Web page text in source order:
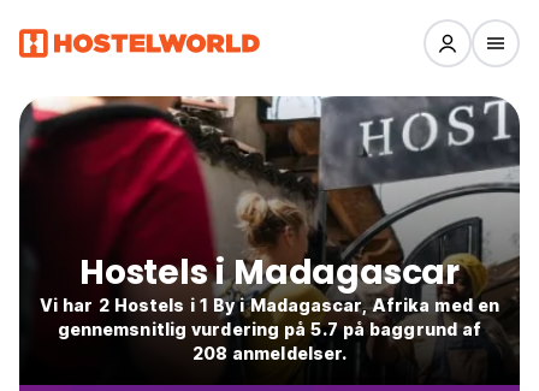
Hostels i Madagascar
Vi har 2 Hostels i 1 By i Madagascar, Afrika med en
gennemsnitlig vurdering på 5.7 på baggrund af
208 anmeldelser.